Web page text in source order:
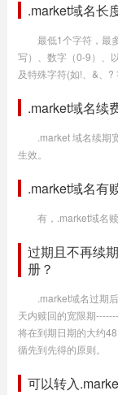
.market域名长
最低1个字符，最
写）、数字（0-9）、
及特殊字符(如!、&、?
.market域名续
.market 域名续
生效。
.market域名有
有，.market域名
过期且不再续
册？
.market域名过期
天内赎回的宽限期
将在到期日期的大约
循先到先得的原则。
可以转入